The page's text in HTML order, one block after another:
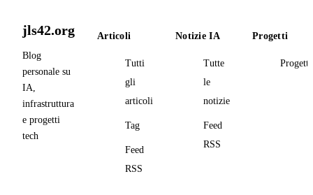
jls42.org
Blog
personale su
IA,
infrastruttura
e progetti
tech
Articoli
Tutti
gli
articoli
Tag
Feed
RSS
Notizie IA
Tutte
le
notizie
Feed
RSS
Progetti
Progetti